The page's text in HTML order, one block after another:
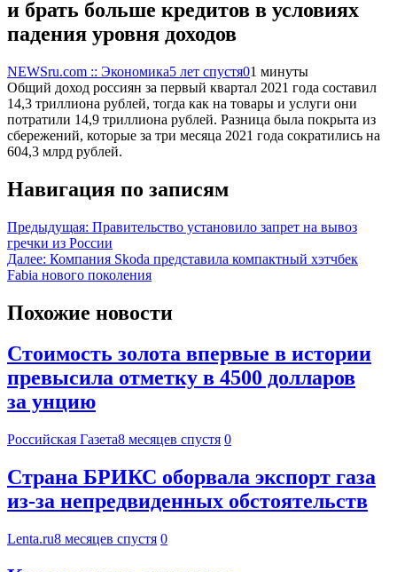
и брать больше кредитов в условиях
падения уровня доходов
NEWSru.com :: Экономика5 лет спустя01 минуты
Общий доход россиян за первый квартал 2021 года составил
14,3 триллиона рублей, тогда как на товары и услуги они
потратили 14,9 триллиона рублей. Разница была покрыта из
сбережений, которые за три месяца 2021 года сократились на
604,3 млрд рублей.
Навигация по записям
Предыдущая: Правительство установило запрет на вывоз
гречки из России
Далее: Компания Skoda представила компактный хэтчбек
Fabia нового поколения
Похожие новости
Стоимость золота впервые в истории
превысила отметку в 4500 долларов
за унцию
Российская Газета8 месяцев спустя 0
Страна БРИКС оборвала экспорт газа
из-за непредвиденных обстоятельств
Lenta.ru8 месяцев спустя 0